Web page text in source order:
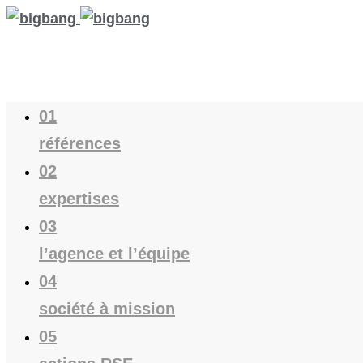
01
références
02
expertises
03
l’agence et l’équipe
04
société à mission
05